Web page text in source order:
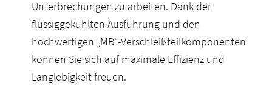
Unterbrechungen zu arbeiten. Dank der
flüssiggekühlten Ausführung und den
hochwertigen „MB“-Verschleißteilkomponenten
können Sie sich auf maximale Effizienz und
Langlebigkeit freuen.